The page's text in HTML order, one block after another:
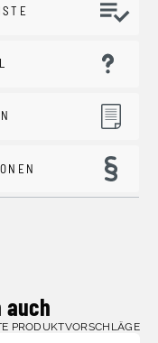
auch
PRODUKTVORSCHLÄGE